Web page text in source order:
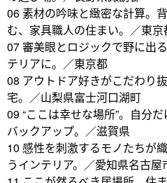
06 素材の吟味と緻密な計算。
む、家具職人の住まい。／東
07 審美眼とロジックで野に出
テリアに。／東京都
08 アウトドア好きがこだわり
宅。／山梨県富士河口湖町
09 “ここは幸せな場所”。自分
バックアップ。／滋賀県
10 感性を刺激するモノたちが
うインテリア。／愛知県名古屋